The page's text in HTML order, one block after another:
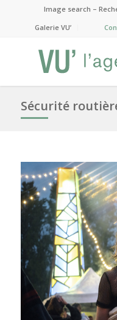
Image search –
Galerie VU’
Sécurité